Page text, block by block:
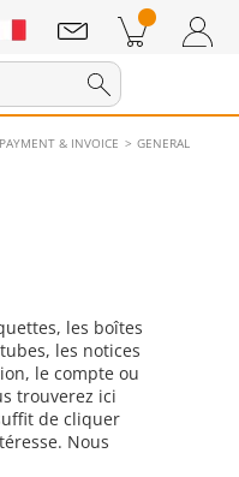
PAYMENT & INVOICE
GENERAL
les boîtes
les notices
le compte ou
trouverez ici
de cliquer
Nous